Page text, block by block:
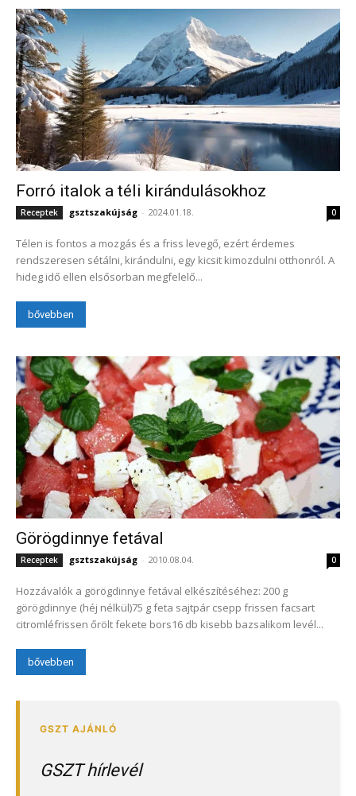
Forró italok a téli kirándulásokhoz
Receptek gsztszakújság - 2024.01.18. 0
Télen is fontos a mozgás és a friss levegő, ezért érdemes
rendszeresen sétálni, kirándulni, egy kicsit kimozdulni otthonról. A
hideg idő ellen elsősorban megfelelő...
bővebben
Görögdinnye fetával
Receptek gsztszakújság - 2010.08.04. 0
Hozzávalók a görögdinnye fetával elkészítéséhez: 200 g
görögdinnye (héj nélkül)75 g feta sajtpár csepp frissen facsart
citromléfrissen őrölt fekete bors16 db kisebb bazsalikom levél...
bővebben
GSZT hírlevél